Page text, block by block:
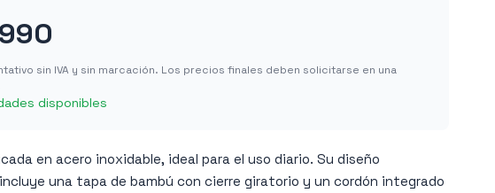
sin IVA y sin marcación. Los precios finales deben solicitarse en una
disponibles
en acero inoxidable, ideal para el uso diario. Su diseño
una tapa de bambú con cierre giratorio y un cordón integrado